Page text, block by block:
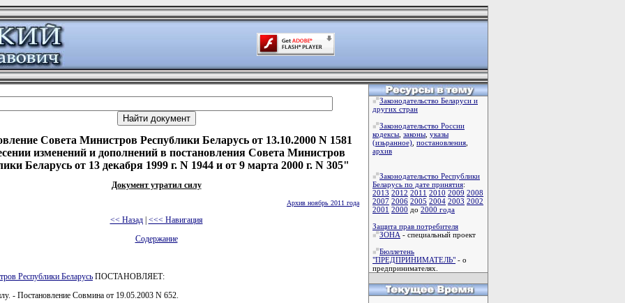
Совета Министров Республики Беларусь от 13.10.2000 N 1581
изменений и дополнений в постановления Совета Министров
Беларусь от 13 декабря 1999 г. N 1944 и от 9 марта 2000 г. N 305"
Документ утратил силу
Архив ноябрь 2011 года
<< Назад| <<< Навигация
Содержание
Республики Беларусь ПОСТАНОВЛЯЕТ:
- Постановление Совмина от 19.05.2003 N 652.
Законодательство Беларуси и
других стран
Законодательство России
кодексы законы указы
(изьранное) постановления
архив
Законодательство Республики
Беларусь по дате принятия:
2013 2012 2011 2010 2009 2008
2007 2006 2005 2004 2003 2002
2001 2000 до 2000 года
Защита прав потребителя
ЗОНА - специальный проект
Бюллетень
"ПРЕДПРИНИМАТЕЛЬ" - о
предпринимателях.